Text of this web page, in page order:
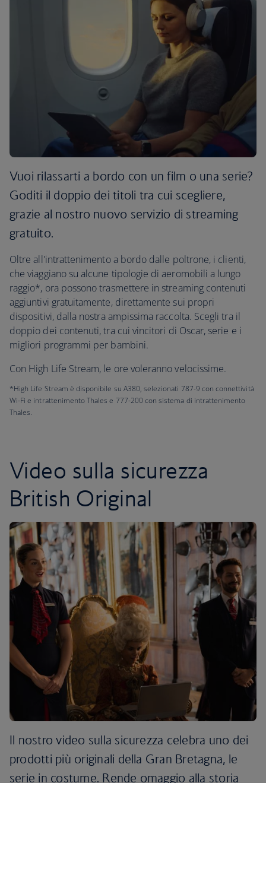
Vuoi rilassarti a bordo con un film o una serie?
Goditi il doppio dei titoli tra cui scegliere,
grazie al nostro nuovo servizio di streaming
gratuito.
Oltre all'intrattenimento a bordo dalle poltrone, i clienti,
che viaggiano su alcune tipologie di aeromobili a lungo
raggio*, ora possono trasmettere in streaming contenuti
aggiuntivi gratuitamente, direttamente sui propri
dispositivi, dalla nostra ampissima raccolta. Scegli tra il
doppio dei contenuti, tra cui vincitori di Oscar, serie e i
migliori programmi per bambini.
Con High Life Stream, le ore voleranno velocissime.
*High Life Stream è disponibile su A380, selezionati 787-9 con connettività
Wi-Fi e intrattenimento Thales e 777-200 con sistema di intrattenimento
Thales.
Video sulla sicurezza
British Original
Il nostro video sulla sicurezza celebra uno dei
prodotti più originali della Gran Bretagna, le
serie in costume. Rende omaggio alla storia